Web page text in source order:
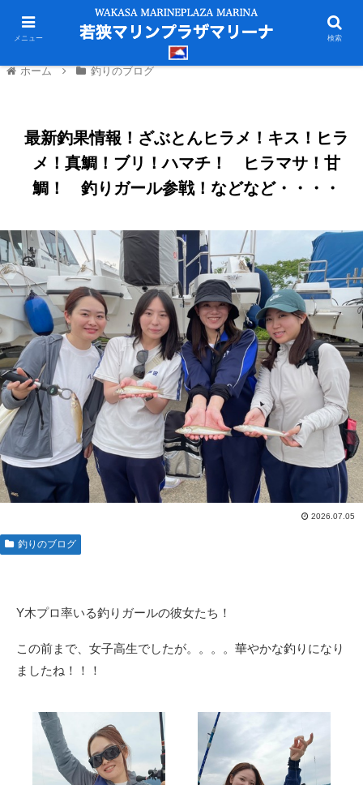
ホーム 釣りのブログ
最新釣果情報！ざぶとんヒラメ！キス！ヒラ
メ！真鯛！ブリ！ハマチ！ ヒラマサ！甘
鯛！ 釣りガール参戦！などなど・・・・
2026.07.05
釣りのブログ
Y木プロ率いる釣りガールの彼女たち！
この前まで、女子高生でしたが。。。。華やかな釣りになり
ましたね！！！
メニュー 検索